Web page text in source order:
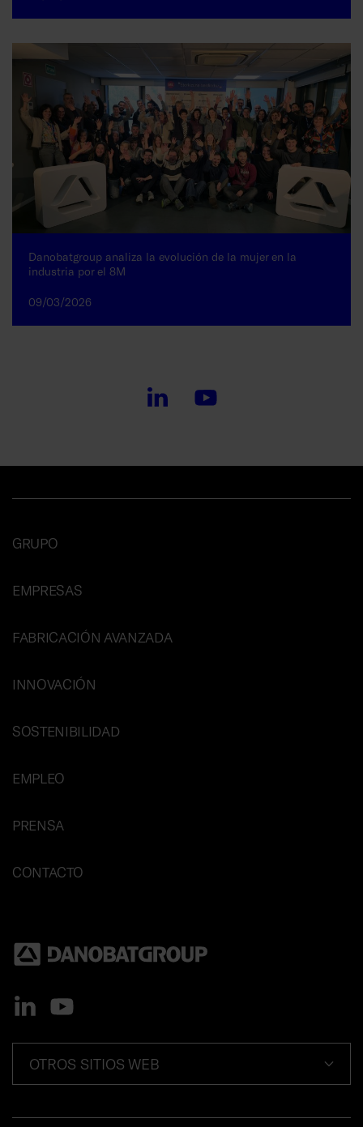
Danobatgroup analiza la evolución de la mujer en la
industria por el 8M
09/03/2026
GRUPO
EMPRESAS
FABRICACIÓN AVANZADA
INNOVACIÓN
SOSTENIBILIDAD
EMPLEO
PRENSA
CONTACTO
OTROS SITIOS WEB